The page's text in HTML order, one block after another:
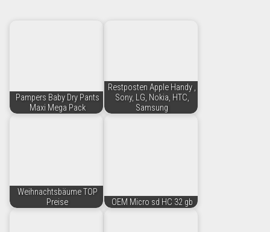
Pampers Baby Dry Pants
Maxi Mega Pack
Restposten Apple Handy ,
Sony, LG, Nokia, HTC,
Samsung
Weihnachtsbäume TOP
Preise
OEM Micro sd HC 32 gb